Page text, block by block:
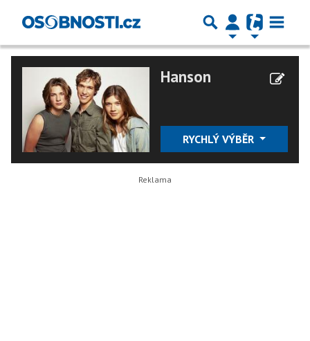
Hanson
RYCHLÝ VÝBĚR